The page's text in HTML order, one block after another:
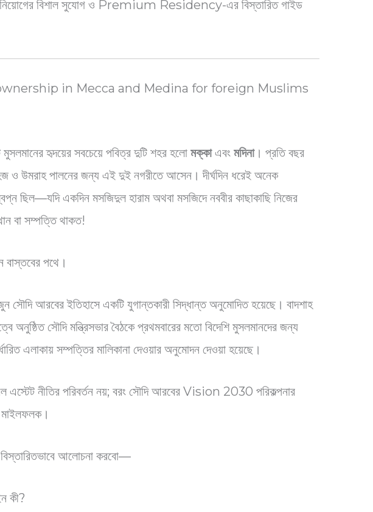
বিশাল সুযোগ ও Premium Residency-এর বিস্তারিত গাইড
in Mecca and Medina for foreign Muslims
মুসলমানের হৃদয়ের সবচেয়ে পবিত্র দুটি শহর হলোমক্কাএবংমদিনা। প্রতি বছর
ও উমরাহ পালনের জন্য এই দুই নগরীতে আসেন। দীর্ঘদিন ধরেই অনেক
ছিল—যদি একদিন মসজিদুল হারাম অথবা মসজিদে নববীর কাছাকাছি নিজের
বা সম্পত্তি থাকত!
বাস্তবের পথে।
সৌদি আরবের ইতিহাসে একটি যুগান্তকারী সিদ্ধান্ত অনুমোদিত হয়েছে। বাদশাহ
অনুষ্ঠিত সৌদি মন্ত্রিসভার বৈঠকে প্রথমবারের মতো বিদেশি মুসলমানদের জন্য
এলাকায় সম্পত্তির মালিকানা দেওয়ার অনুমোদন দেওয়া হয়েছে।
এস্টেট নীতির পরিবর্তন নয়; বরং সৌদি আরবের Vision 2030 পরিকল্পনার
আলোচনা করবো—
কী?